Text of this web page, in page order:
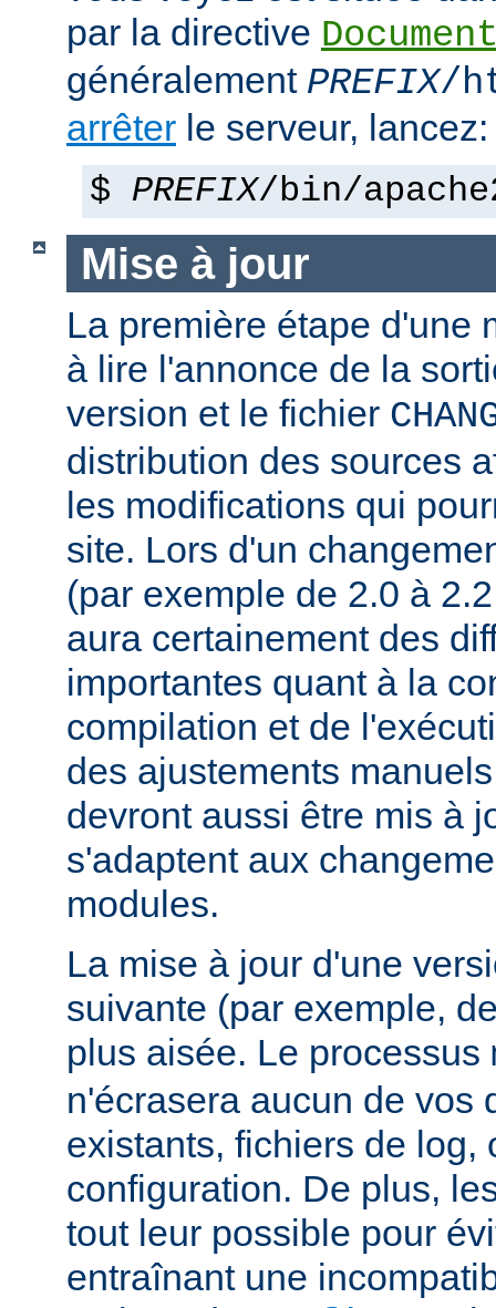
par la directive
généralement PREFIX/
arrêter le serveur, lancez:
$ PREFIX/bin/
Mise à jour
La première étape d'une
à lire l'annonce de la
version et le fichier
distribution des sources
les modifications qui
site. Lors d'un
(par exemple de 2.0 à
aura certainement des
importantes quant à la
compilation et de
des ajustements
devront aussi être mis à
s'adaptent aux
modules.
La mise à jour d'une
suivante (par exemple,
plus aisée. Le processus
n'écrasera aucun de vos
existants, fichiers de log,
configuration. De plus,
tout leur possible pour
entraînant une